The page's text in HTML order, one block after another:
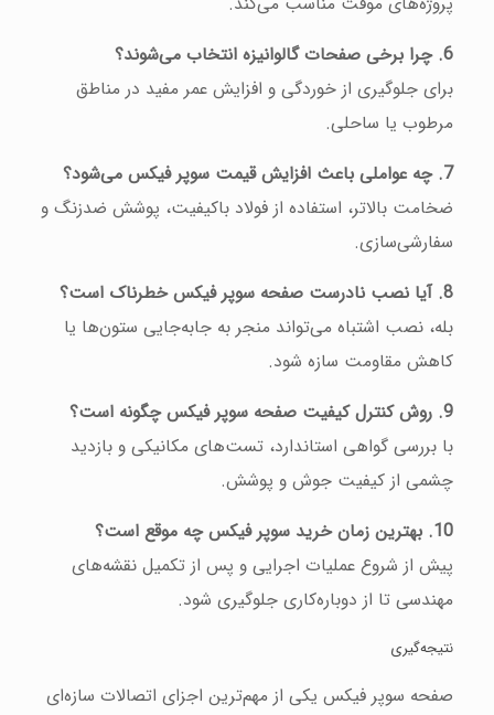
6. چرا برخی صفحات گالوانیزه انتخاب می‌شوند؟
برای جلوگیری از خوردگی و افزایش عمر مفید در مناطق
مرطوب یا ساحلی.
7. چه عواملی باعث افزایش قیمت سوپر فیکس می‌شود؟
ضخامت بالاتر، استفاده از فولاد باکیفیت، پوشش ضدزنگ و
سفارشی‌سازی.
8. آیا نصب نادرست صفحه سوپر فیکس خطرناک است؟
بله، نصب اشتباه می‌تواند منجر به جابه‌جایی ستون‌ها یا
کاهش مقاومت سازه شود.
9. روش کنترل کیفیت صفحه سوپر فیکس چگونه است؟
با بررسی گواهی استاندارد، تست‌های مکانیکی و بازدید
چشمی از کیفیت جوش و پوشش.
10. بهترین زمان خرید سوپر فیکس چه موقع است؟
پیش از شروع عملیات اجرایی و پس از تکمیل نقشه‌های
مهندسی تا از دوباره‌کاری جلوگیری شود.
نتیجه‌گیری
صفحه سوپر فیکس یکی از مهم‌ترین اجزای اتصالات سازه‌ای